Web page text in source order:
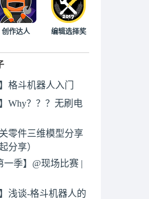
创作达人 编辑选择奖
格斗机器人入门
Why？？？无刷电
零件三维模型分享
分享）
一季】@现场比赛 |
浅谈-格斗机器人的